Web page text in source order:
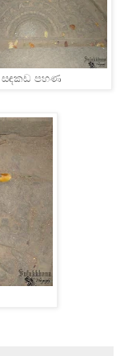
සඳකඩ පහණ